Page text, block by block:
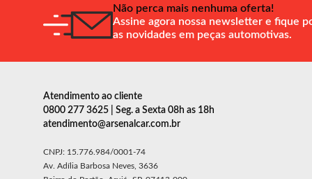
Não perca mais nenhuma oferta!
Assine agora nossa newsletter e fique
as novidades em peças automotivas.
Atendimento ao cliente
0800 277 3625 | Seg. a Sexta 08h as 18h
atendimento@arsenalcar.com.br
CNPJ: 15.776.984/0001-74
Av. Adília Barbosa Neves, 3636